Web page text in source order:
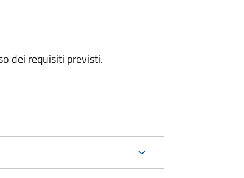
dei requisiti previsti.